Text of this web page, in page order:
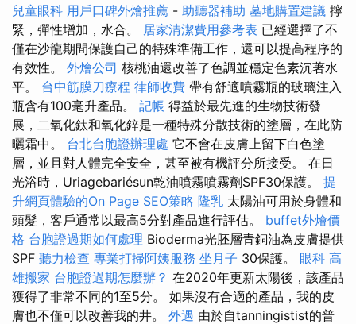
兒童眼科 用戶口碑外燴推薦 - 助聽器補助 墓地購置建議 擰
緊，彈性增加，水合。 居家清潔費用參考表 已經選擇了不
僅在沙龍期間保護自己的特殊準備工作，還可以提高程序的
有效性。 外燴公司 核桃油還改善了色調並穩定色素沉著水
平。 台中筋膜刀療程 律師收費 帶有舒適噴霧瓶的玻璃注入
瓶含有100毫升產品。 記帳 得益於最先進的生物技術發
展，二氧化鈦和氧化鋅是一種特殊分散技術的塗層，在此防
曬霜中。 台北台胞證辦理處 它不會在皮膚上留下白色塗
層，並且對人體完全安全，甚至被有機評分所接受。 在日
光浴時，Uriagebariésun乾油噴霧噴霧劑SPF30保護。 提
升網頁體驗的On Page SEO策略 隆乳 太陽油可用於身體和
頭髮，客戶通常以最高5分對產品進行評估。 buffet外燴價
格 台胞證過期如何處理 Bioderma光胚層青銅油為皮膚提供
SPF 聽力檢查 專業打掃阿姨服務 坐月子 30保護。 眼科 高
雄搬家 台胞證過期怎麼辦？ 在2020年更新太陽後，該產品
獲得了非常不同的1至5分。 如果沒有合適的產品，我的皮
膚也不僅可以改善我的井。 外遇 由於自tanningistist的普